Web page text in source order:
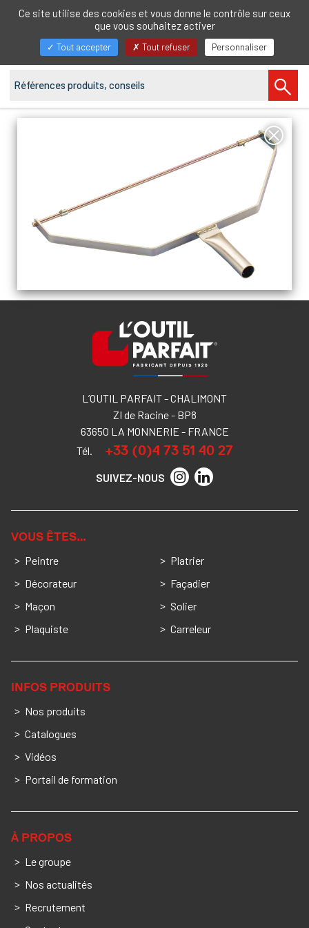
FR
Afficher/masquer
L’OUTIL PARFAIT - CHALIMONT
ZI de Racine - BP8
63650 LA MONNERIE - FRANCE
Tél.
+33 (0)4 73 51 40 27
SUIVEZ-NOUS
VOUS ÊTES…
Peintre
Décorateur
Maçon
Plaquiste
Platrier
Façadier
Solier
Carreleur
INFOS PRODUITS
Nos produits
Catalogues
Vidéos
Portail de formation
À PROPOS
Le groupe
Nos actualités
Recrutement
Ce site utilise des cookies et vous donne le contrôle sur ceux
que vous souhaitez activer
Tout accepter Tout refuser Personnaliser